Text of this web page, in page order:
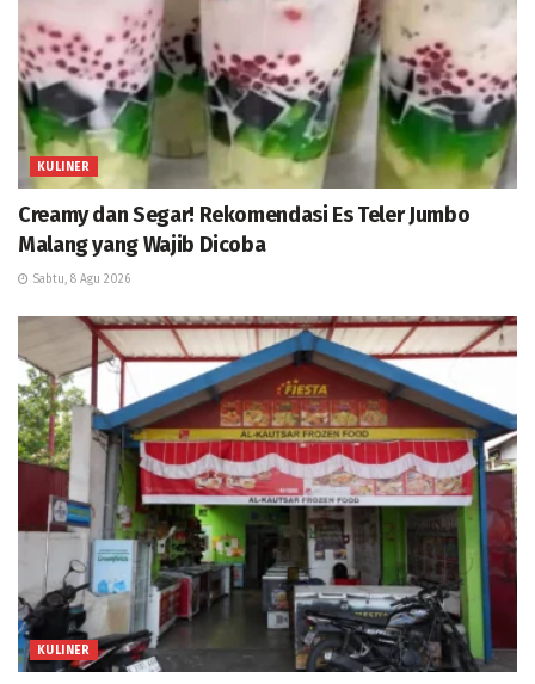
KULINER
Creamy dan Segar! Rekomendasi Es Teler Jumbo
Malang yang Wajib Dicoba
Sabtu, 8 Agu 2026
KULINER